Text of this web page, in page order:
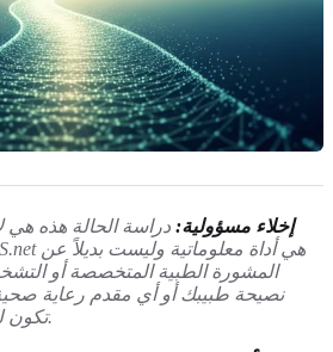
إخلاء مسؤولية: دراسة الحالة هذه
المشورة الطبية المتخصصة أو
نصيحة طبيبك أو أي مقدم رعاية
تكون لديك بخصوص حالة صحية.